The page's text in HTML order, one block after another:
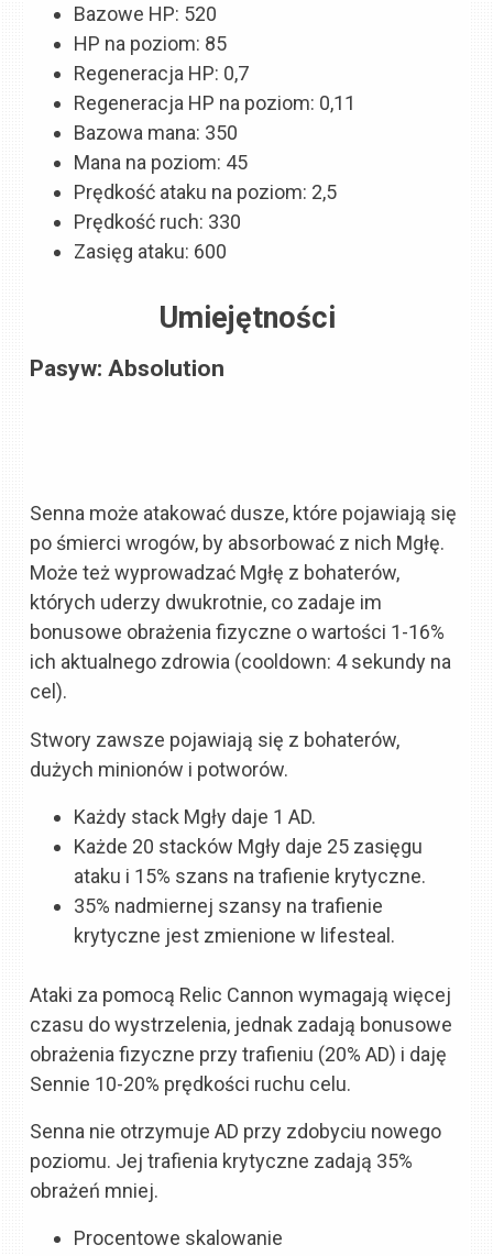
Bazowe HP: 520
HP na poziom: 85
Regeneracja HP: 0,7
Regeneracja HP na poziom: 0,11
Bazowa mana: 350
Mana na poziom: 45
Prędkość ataku na poziom: 2,5
Prędkość ruch: 330
Zasięg ataku: 600
Umiejętności
Pasyw: Absolution
Senna może atakować dusze, które pojawiają się
po śmierci wrogów, by absorbować z nich Mgłę.
Może też wyprowadzać Mgłę z bohaterów,
których uderzy dwukrotnie, co zadaje im
bonusowe obrażenia fizyczne o wartości 1-16%
ich aktualnego zdrowia (cooldown: 4 sekundy na
cel).
Stwory zawsze pojawiają się z bohaterów,
dużych minionów i potworów.
Każdy stack Mgły daje 1 AD.
Każde 20 stacków Mgły daje 25 zasięgu
ataku i 15% szans na trafienie krytyczne.
35% nadmiernej szansy na trafienie
krytyczne jest zmienione w lifesteal.
Ataki za pomocą Relic Cannon wymagają więcej
czasu do wystrzelenia, jednak zadają bonusowe
obrażenia fizyczne przy trafieniu (20% AD) i daję
Sennie 10-20% prędkości ruchu celu.
Senna nie otrzymuje AD przy zdobyciu nowego
poziomu. Jej trafienia krytyczne zadają 35%
obrażeń mniej.
Procentowe skalowanie